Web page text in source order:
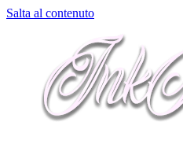
Salta al contenuto